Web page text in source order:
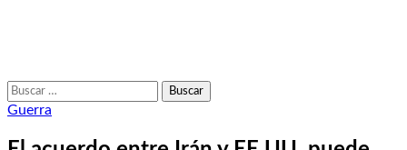
Buscar:
Guerra